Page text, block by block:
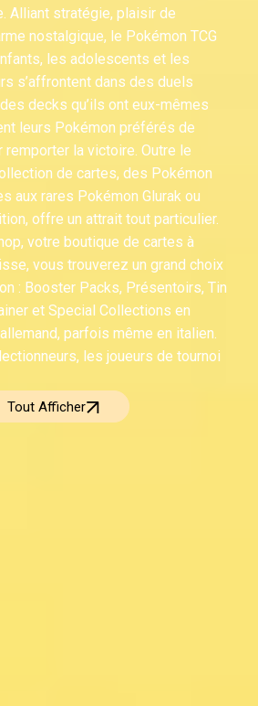
Alliant stratégie, plaisir de
nostalgique, le Pokémon TCG
les adolescents et les
s’affrontent dans des duels
decks qu’ils ont eux-mêmes
leurs Pokémon préférés de
remporter la victoire. Outre le
de cartes, des Pokémon
aux rares Pokémon Glurak ou
offre un attrait tout particulier.
votre boutique de cartes à
vous trouverez un grand choix
: Booster Packs, Présentoirs, Tin
et Special Collections en
parfois même en italien.
les joueurs de tournoi
Tout Afficher